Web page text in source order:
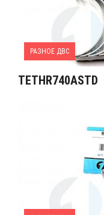
РАЗНОЕ ДВС
TETHR740ASTD